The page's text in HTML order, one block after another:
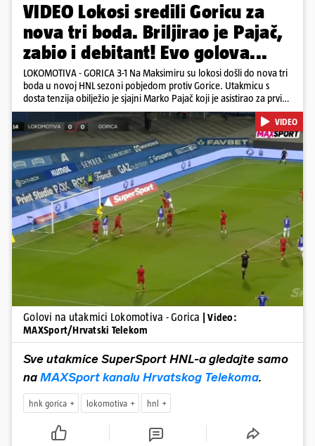
VIDEO Lokosi sredili Goricu za
nova tri boda. Briljirao je Pajač,
zabio i debitant! Evo golova...
LOKOMOTIVA - GORICA 3-1 Na Maksimiru su lokosi došli do nova tri
boda u novoj HNL sezoni pobjedom protiv Gorice. Utakmicu s
dosta tenzija obilježio je sjajni Marko Pajač koji je asistirao za prvi
gol Mariću, a zakuhao drugi kada je Kavelj zabio auto-gol.
Bogojević je smanjio, Gorica je pritiskala i nizala šanse, ali onda
primila kontru pred kraj. Lokosi sele na vrh tablice s Osijekom
Pokretanje videa...
VIDEO
Golovi na utakmici Lokomotiva - Gorica
| Video:
MAXSport/Hrvatski Telekom
Sve utakmice SuperSport HNL-a gledajte samo
na MAXSport kanalu Hrvatskog Telekoma.
hnk gorica lokomotiva hnl